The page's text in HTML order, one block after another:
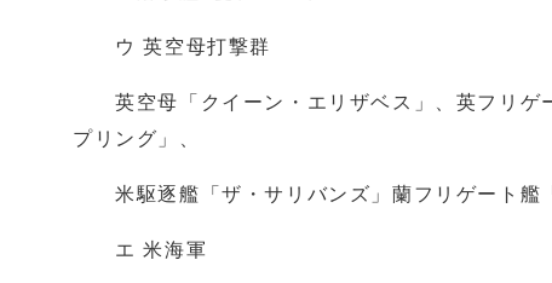
ウ 英空母打撃群
英空母「クイーン・エリザベス」、英フリゲ
プリング」、
米駆逐艦「ザ・サリバンズ」蘭フリゲート艦
エ 米海軍